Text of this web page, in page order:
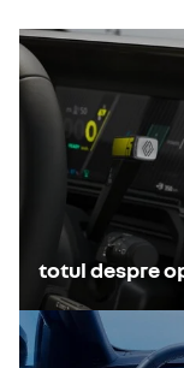
totul despre